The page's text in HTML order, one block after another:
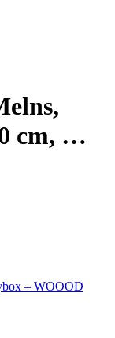
cm, …
– WOOOD